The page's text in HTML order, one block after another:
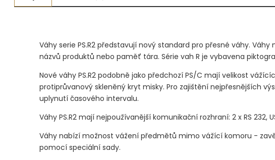
Základní vybavení dílny
Tvarování
Navlékací nitě, struny, podložky
Smalty, UV barvy, patiny
Váhy serie PS.R2 představují nový standard pro přesné váhy.
názvů produktů nebo paměť tára. Série vah R je vybavena
Nové váhy PS.R2 podobně jako předchozí PS/C mají velikost
protiprůvanový skleněný kryt misky. Pro zajištění nejpřesnějších
uplynutí časového intervalu.
Váhy PS.R2 mají nejpoužívanější komunikační rozhraní: 2 x RS 232,
Váhy nabízí možnost vážení předmětů mimo vážící komoru -
pomocí speciální sady.